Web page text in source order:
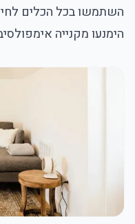
השתמשו בכל הכלים
הימנעו מקנייה